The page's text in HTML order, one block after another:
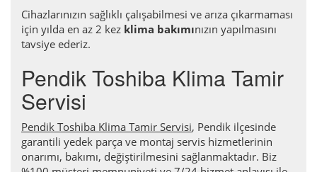
Cihazlarınızın sağlıklı çalışabilmesi ve arıza çıkarmaması
için yılda en az 2 kez klima bakımınızın yapılmasını
tavsiye ederiz.
Pendik Toshiba Klima Tamir
Servisi
Pendik Toshiba Klima Tamir Servisi, Pendik ilçesinde
garantili yedek parça ve montaj servis hizmetlerinin
onarımı, bakımı, değiştirilmesini sağlanmaktadır. Biz